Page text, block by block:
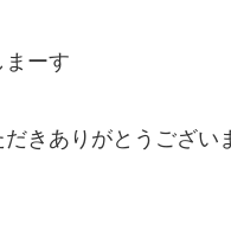
まーす
きありがとうござい